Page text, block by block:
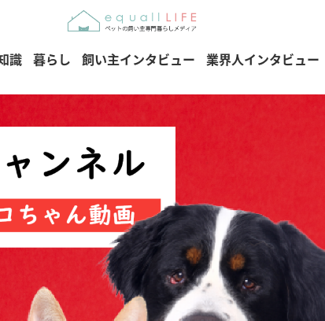
識 暮らし 飼い主インタビュー 業界人インタビュー